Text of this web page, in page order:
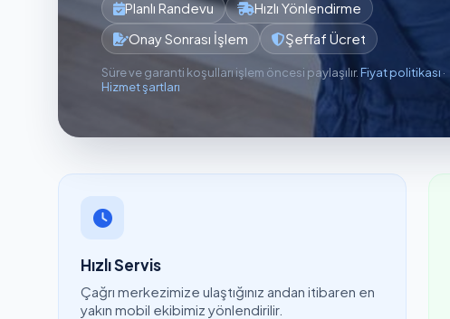
Planlı Randevu
Hızlı Yönlendirme
Onay Sonrası İşlem
Şeffaf Ücret
Süre ve garanti koşulları işlem öncesi paylaşılır.Fiyat politikası ·
Hizmet şartları
Hızlı Servis
Çağrı merkezimize ulaştığınız andan itibaren en
yakın mobil ekibimiz yönlendirilir.